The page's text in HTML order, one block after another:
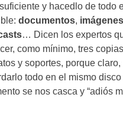
y hacedlo de todo
:documentos, imágenes
… Dicen los expertos
,como mínimo,tres
y soportes, porque claro,
todo en el mismo disco
se nos casca y “adiós